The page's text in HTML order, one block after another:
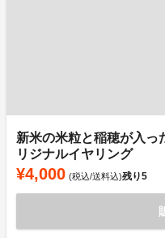
新米の米粒と稲穂が入っ
リジナルイヤリング
¥4,000 (税込/送料込)残り5